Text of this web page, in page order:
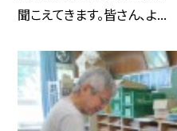
聞こえてきます。皆さん、よ...